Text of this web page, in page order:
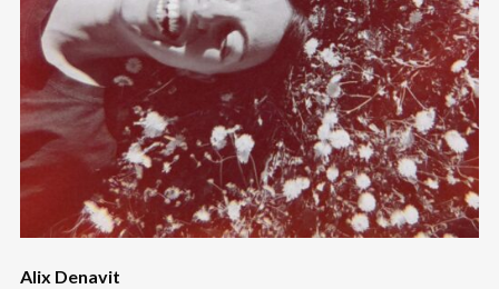
Alix Denavit